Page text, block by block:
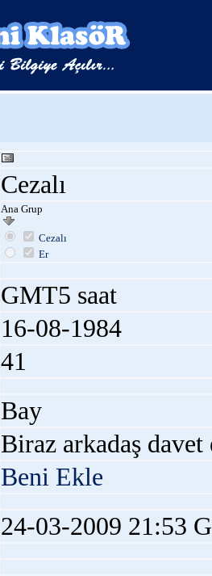
Cezalı
Ana Grup
Cezalı
Er
GMT5 saat
16-08-1984
41
Bay
Biraz arkadaş davet
Beni Ekle
24-03-2009 21:53